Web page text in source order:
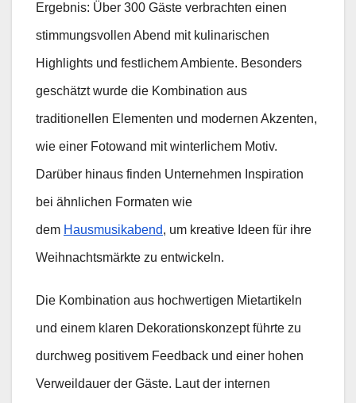
Ergebnis: Über 300 Gäste verbrachten einen
stimmungsvollen Abend mit kulinarischen
Highlights und festlichem Ambiente. Besonders
geschätzt wurde die Kombination aus
traditionellen Elementen und modernen Akzenten,
wie einer Fotowand mit winterlichem Motiv.
Darüber hinaus finden Unternehmen Inspiration
bei ähnlichen Formaten wie
dem Hausmusikabend, um kreative Ideen für ihre
Weihnachtsmärkte zu entwickeln.
Die Kombination aus hochwertigen Mietartikeln
und einem klaren Dekorationskonzept führte zu
durchweg positivem Feedback und einer hohen
Verweildauer der Gäste. Laut der internen